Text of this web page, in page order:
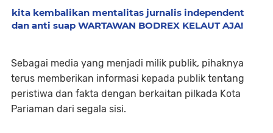
kita kembalikan mentalitas jurnalis independent
dan anti suap WARTAWAN BODREX KELAUT AJA!
Sebagai media yang menjadi milik publik, pihaknya
terus memberikan informasi kepada publik tentang
peristiwa dan fakta dengan berkaitan pilkada Kota
Pariaman dari segala sisi.